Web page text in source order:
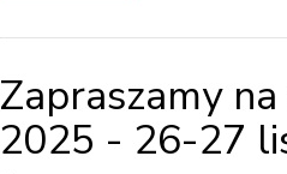
Zapraszamy
2025 - 26-27